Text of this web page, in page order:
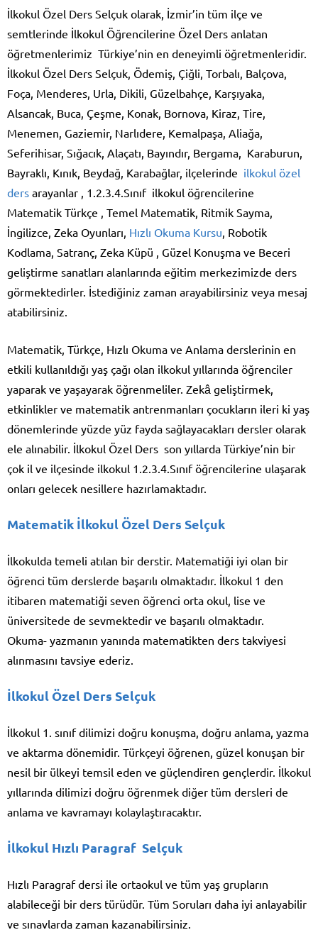
İlkokul Özel Ders Selçuk olarak, İzmir’in tüm ilçe ve
semtlerinde İlkokul Öğrencilerine Özel Ders anlatan
öğretmenlerimiz Türkiye’nin en deneyimli öğretmenleridir.
İlkokul Özel Ders Selçuk, Ödemiş, Çiğli, Torbalı, Balçova,
Foça, Menderes, Urla, Dikili, Güzelbahçe, Karşıyaka,
Alsancak, Buca, Çeşme, Konak, Bornova, Kiraz, Tire,
Menemen, Gaziemir, Narlıdere, Kemalpaşa, Aliağa,
Seferihisar, Sığacık, Alaçatı, Bayındır, Bergama, Karaburun,
Bayraklı, Kınık, Beydağ, Karabağlar, ilçelerinde ilkokul özel
ders arayanlar , 1.2.3.4.Sınıf ilkokul öğrencilerine
Matematik Türkçe , Temel Matematik, Ritmik Sayma,
İngilizce, Zeka Oyunları, Hızlı Okuma Kursu , Robotik
Kodlama, Satranç, Zeka Küpü , Güzel Konuşma ve Beceri
geliştirme sanatları alanlarında eğitim merkezimizde ders
görmektedirler. İstediğiniz zaman arayabilirsiniz veya mesaj
atabilirsiniz.
Matematik, Türkçe, Hızlı Okuma ve Anlama derslerinin en
etkili kullanıldığı yaş çağı olan ilkokul yıllarında öğrenciler
yaparak ve yaşayarak öğrenmeliler. Zekâ geliştirmek,
etkinlikler ve matematik antrenmanları çocukların ileri ki yaş
dönemlerinde yüzde yüz fayda sağlayacakları dersler olarak
ele alınabilir. İlkokul Özel Ders son yıllarda Türkiye’nin bir
çok il ve ilçesinde ilkokul 1.2.3.4.Sınıf öğrencilerine ulaşarak
onları gelecek nesillere hazırlamaktadır.
Matematik İlkokul Özel Ders Selçuk
İlkokulda temeli atılan bir derstir. Matematiği iyi olan bir
öğrenci tüm derslerde başarılı olmaktadır. İlkokul 1 den
itibaren matematiği seven öğrenci orta okul, lise ve
üniversitede de sevmektedir ve başarılı olmaktadır.
Okuma- yazmanın yanında matematikten ders takviyesi
alınmasını tavsiye ederiz.
İlkokul Özel Ders Selçuk
İlkokul 1. sınıf dilimizi doğru konuşma, doğru anlama, yazma
ve aktarma dönemidir. Türkçeyi öğrenen, güzel konuşan bir
nesil bir ülkeyi temsil eden ve güçlendiren gençlerdir. İlkokul
yıllarında dilimizi doğru öğrenmek diğer tüm dersleri de
anlama ve kavramayı kolaylaştıracaktır.
İlkokul Hızlı Paragraf Selçuk
Hızlı Paragraf dersi ile ortaokul ve tüm yaş grupların
alabileceği bir ders türüdür. Tüm Soruları daha iyi anlayabilir
ve sınavlarda zaman kazanabilirsiniz.